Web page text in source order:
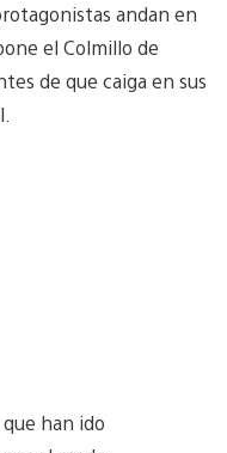
andan en
el Colmillo de
de que caiga en sus
han ido